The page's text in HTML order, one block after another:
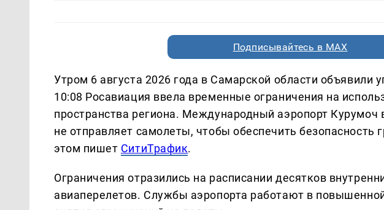
Подписывайтесь в MAX
Утром 6 августа 2026 года в Самарской области объявили
10:08 Росавиация ввела временные ограничения на
пространства региона. Международный аэропорт Курумоч
не отправляет самолеты, чтобы обеспечить безопасность
этом пишет СитиТрафик.
Ограничения отразились на расписании десятков
авиаперелетов. Службы аэропорта работают в